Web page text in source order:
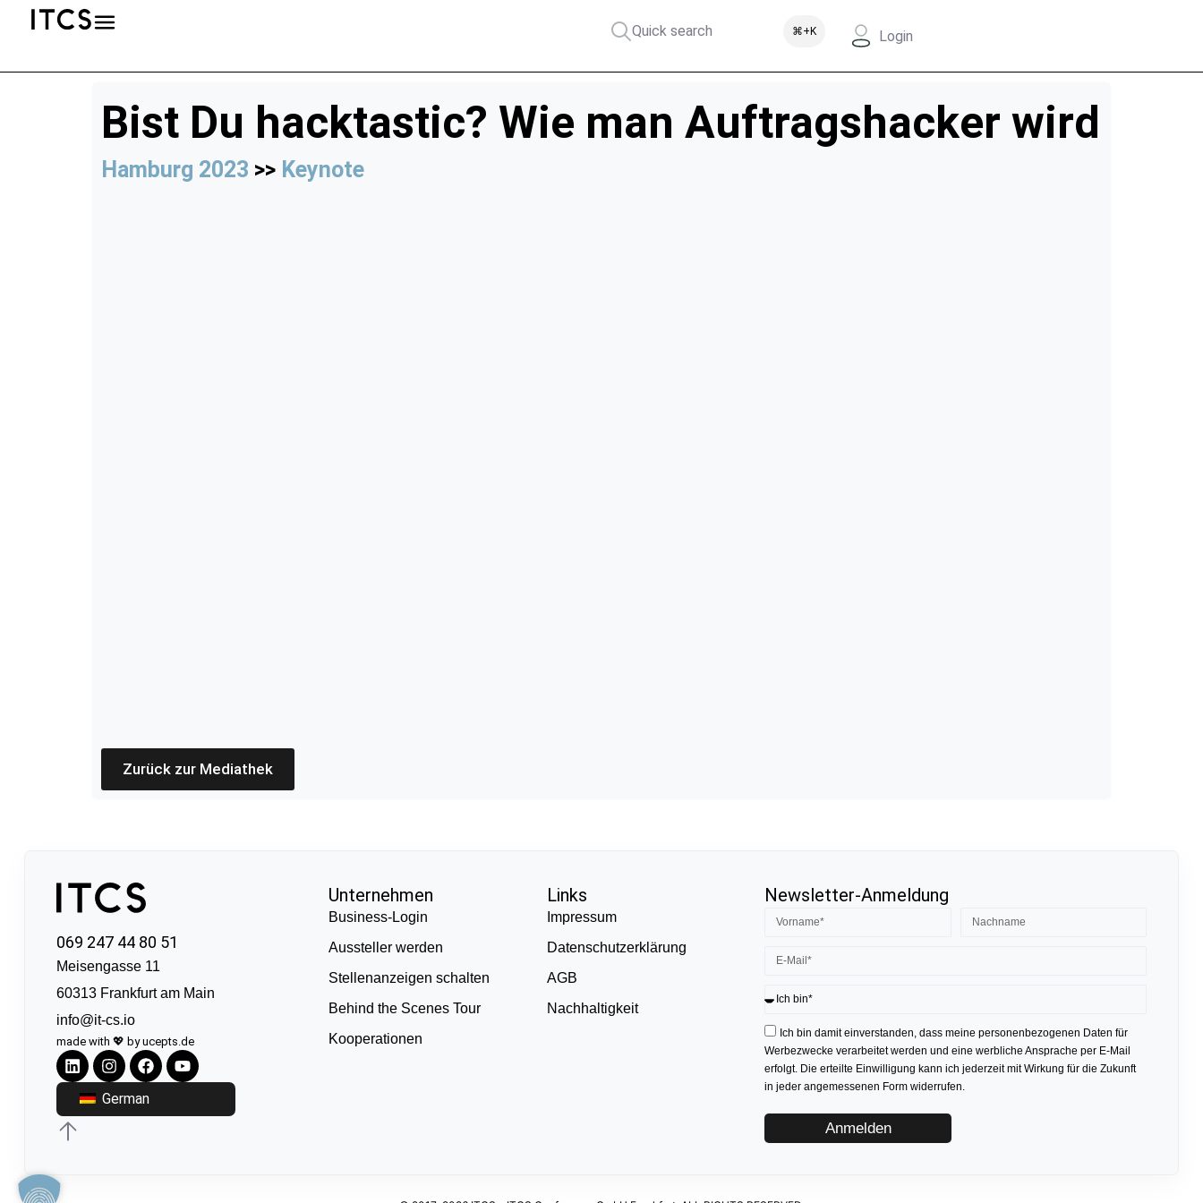
Quick search ⌘+K Login
Bist Du hacktastic? Wie man Auftragshacker wird
Hamburg 2023 >> Keynote
Zurück zur Mediathek
069 247 44 80 51
Meisengasse 11
60313 Frankfurt am Main
info@it-cs.io
made with 💖 by ucepts.de
German
Unternehmen
Business-Login
Aussteller werden
Stellenanzeigen schalten
Behind the Scenes Tour
Kooperationen
Links
Impressum
Datenschutzerklärung
AGB
Nachhaltigkeit
Newsletter-Anmeldung
Ich bin damit einverstanden, dass meine personenbezogenen Daten für
Werbezwecke verarbeitet werden und eine werbliche Ansprache per E-Mail
erfolgt. Die erteilte Einwilligung kann ich jederzeit mit Wirkung für die Zukunft
in jeder angemessenen Form widerrufen.
Anmelden